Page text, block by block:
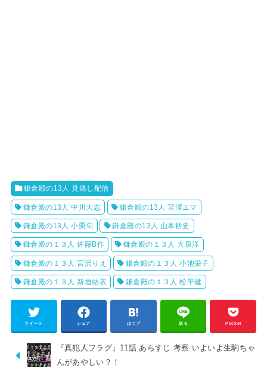
鎌倉殿の13人 見逃し配信
鎌倉殿の13人 中川大志 鎌倉殿の13人 宮澤エマ
鎌倉殿の13人 小栗旬 鎌倉殿の13人 山本耕史
鎌倉殿の１３人 佐藤B作 鎌倉殿の１３人 大泉洋
鎌倉殿の１３人 宮沢りえ 鎌倉殿の１３人 小池栄子
鎌倉殿の１３人 新垣結衣 鎌倉殿の１３人 松平健
ツイート シェア はてブ 送る Pocket
『真犯人フラグ』11話 あらすじ 考察 いよいよ生駒ちゃ
んがあやしい？！